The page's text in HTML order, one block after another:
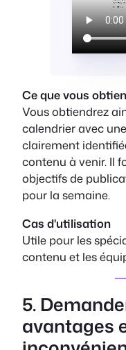
Ce que vous
Vous obtiendrez
calendrier avec
clairement
contenu à venir. Il
objectifs de
pour la semaine.
Cas d'utilisation
Utile pour les
contenu et les
5.
avantages